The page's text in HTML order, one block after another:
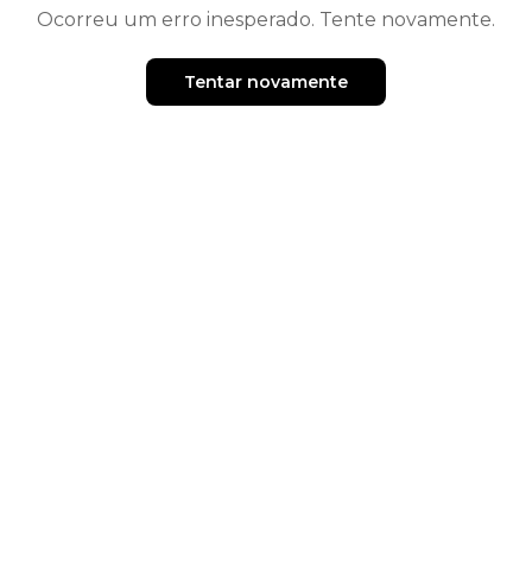
Ocorreu um erro inesperado. Tente novamente.
Tentar novamente